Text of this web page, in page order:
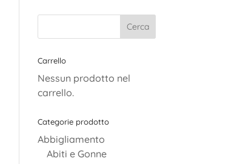
Carrello
Nessun prodotto nel
carrello.
Categorie prodotto
Abbigliamento
Abiti e Gonne